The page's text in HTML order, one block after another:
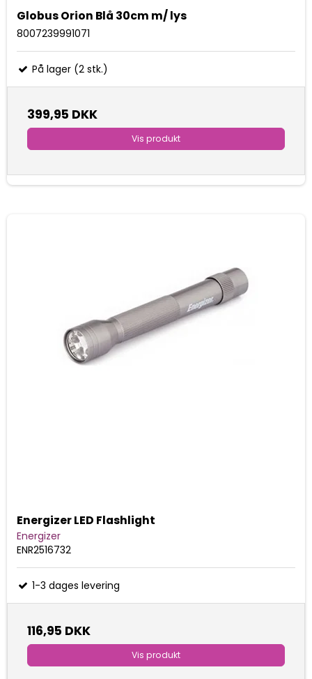
Globus Orion Blå 30cm m/ lys
8007239991071
På lager (2 stk.)
399,95 DKK
Vis produkt
Energizer LED Flashlight
Energizer
ENR2516732
1-3 dages levering
116,95 DKK
Vis produkt